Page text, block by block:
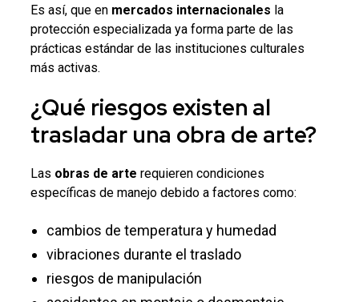
Es así, que en mercados internacionales la
protección especializada ya forma parte de las
prácticas estándar de las instituciones culturales
más activas.
¿Qué riesgos existen al
trasladar una obra de arte?
Las obras de arte requieren condiciones
específicas de manejo debido a factores como:
cambios de temperatura y humedad
vibraciones durante el traslado
riesgos de manipulación